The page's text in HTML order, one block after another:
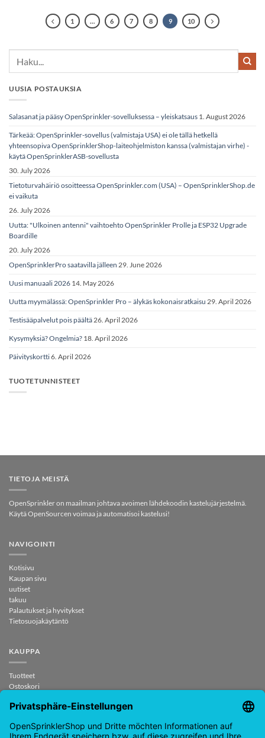
1 … 6 7 8 9 10
UUSIA POSTAUKSIA
Salasanat ja pääsy OpenSprinkler-sovelluksessa – yleiskatsaus 1. August 2026
Tärkeää: OpenSprinkler-sovellus (valmistaja USA) ei ole tällä hetkellä
yhteensopiva OpenSprinklerShop-laiteohjelmiston kanssa (valmistajan virhe) -
käytä OpenSprinklerASB-sovellusta
30. July 2026
Tietoturvahäiriö osoitteessa OpenSprinkler.com (USA) – OpenSprinklerShop.de
ei vaikuta
26. July 2026
Uutta: "Ulkoinen antenni" vaihtoehto OpenSprinkler Prolle ja ESP32 Upgrade
Boardille
20. July 2026
OpenSprinklerPro saatavilla jälleen 29. June 2026
Uusi manuaali 2026 14. May 2026
Uutta myymälässä: OpenSprinkler Pro – älykäs kokonaisratkaisu 29. April 2026
Testisääpalvelut pois päältä 26. April 2026
Kysymyksiä? Ongelmia? 18. April 2026
Päivityskortti6. April 2026
TUOTETUNNISTEET
TIETOJA MEISTÄ
OpenSprinkler on maailman johtava avoimen lähdekoodin kastelujärjestelmä.
Käytä OpenSourcen voimaa ja automatisoi kastelusi!
NAVIGOINTI
Kotisivu
Kaupan sivu
uutiset
takuu
Palautukset ja hyvitykset
Tietosuojakäytäntö
KAUPPA
Tuotteet
Ostoskori
Minun tilini